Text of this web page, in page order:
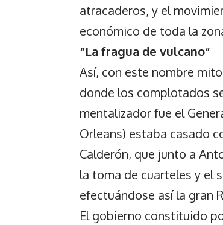
atracaderos, y el
económico de toda la
“La fragua de vulcano”
Así, con este nombre
donde los complotados
mentalizador fue el
Orleans) estaba casado
Calderón, que junto a
la toma de cuarteles y el
efectuándose así la gran
El gobierno constituido